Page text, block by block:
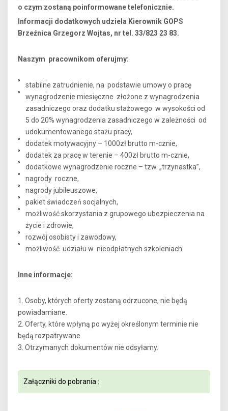
o czym zostaną poinformowane telefonicznie.
Informacji dodatkowych udziela Kierownik GOPS
Brzeźnica Grzegorz Wojtas, nr tel. 33/823 23 83.
Naszym pracownikom oferujmy:
stabilne zatrudnienie, na podstawie umowy o pracę
wynagrodzenie miesięczne złożone z wynagrodzenia
zasadniczego oraz dodatku stażowego w wysokości od
5 do 20% wynagrodzenia zasadniczego w zależności od
udokumentowanego stażu pracy,
dodatek motywacyjny – 1000zł brutto m-cznie,
dodatek za pracę w terenie – 400zł brutto m-cznie,
dodatkowe wynagrodzenie roczne – tzw. „trzynastka”,
nagrody roczne,
nagrody jubileuszowe,
pakiet świadczeń socjalnych,
możliwość skorzystania z grupowego ubezpieczenia na
życie i zdrowie,
rozwój osobisty i zawodowy,
możliwość udziału w nieodpłatnych szkoleniach.
Inne informacje:
1. Osoby, których oferty zostaną odrzucone, nie będą
powiadamiane.
2. Oferty, które wpłyną po wyżej określonym terminie nie
będą rozpatrywane.
3. Otrzymanych dokumentów nie odsyłamy.
Załączniki do pobrania :